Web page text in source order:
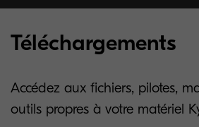
Téléchargements
Accédez aux fichiers, pilotes,
outils propres à votre matériel